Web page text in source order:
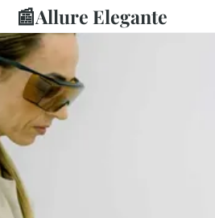
📰Allure Elegante